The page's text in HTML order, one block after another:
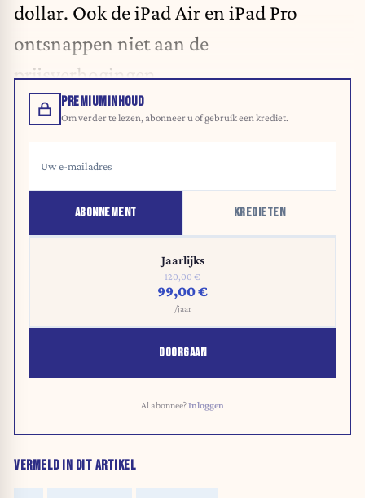
dollar. Ook de iPad Air en iPad Pro
ontsnappen niet aan de
prijsverhogingen.
PREMIUMINHOUD
Om verder te lezen, abonneer u of gebruik een krediet.
ABONNEMENT KREDIETEN
Jaarlijks
120,00 €
99,00 €
/jaar
DOORGAAN
Al abonnee?Inloggen
VERMELD IN DIT ARTIKEL